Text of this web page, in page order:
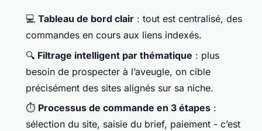
💻 Tableau de bord clair : tout est centralisé, des
commandes en cours aux liens indexés.
🔍 Filtrage intelligent par thématique : plus
besoin de prospecter à l’aveugle, on cible
précisément des sites alignés sur sa niche.
⏱️ Processus de commande en 3 étapes :
sélection du site, saisie du brief, paiement - c’est